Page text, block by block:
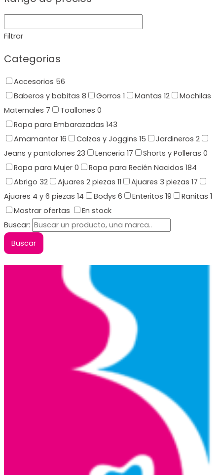
Filtrar
Categorias
Accesorios 56
Baberos y babitas 8 Gorros 1 Mantas 12
Mochilas
Maternales 7 Toallones 0
Ropa para Embarazadas 143
Amamantar 16 Calzas y Joggins 15 Jardineros 2
Jeans y pantalones 23 Lenceria 17 Shorts y Polleras 0
Ropa para Mujer 0 Ropa para Recién Nacidos 184
Abrigo 32 Ajuares 2 piezas 11 Ajuares 3 piezas 17
Ajuares 4 y 6 piezas 14 Bodys 6 Enteritos 19 Ranitas 1
Mostrar ofertas
En stock
Buscar: